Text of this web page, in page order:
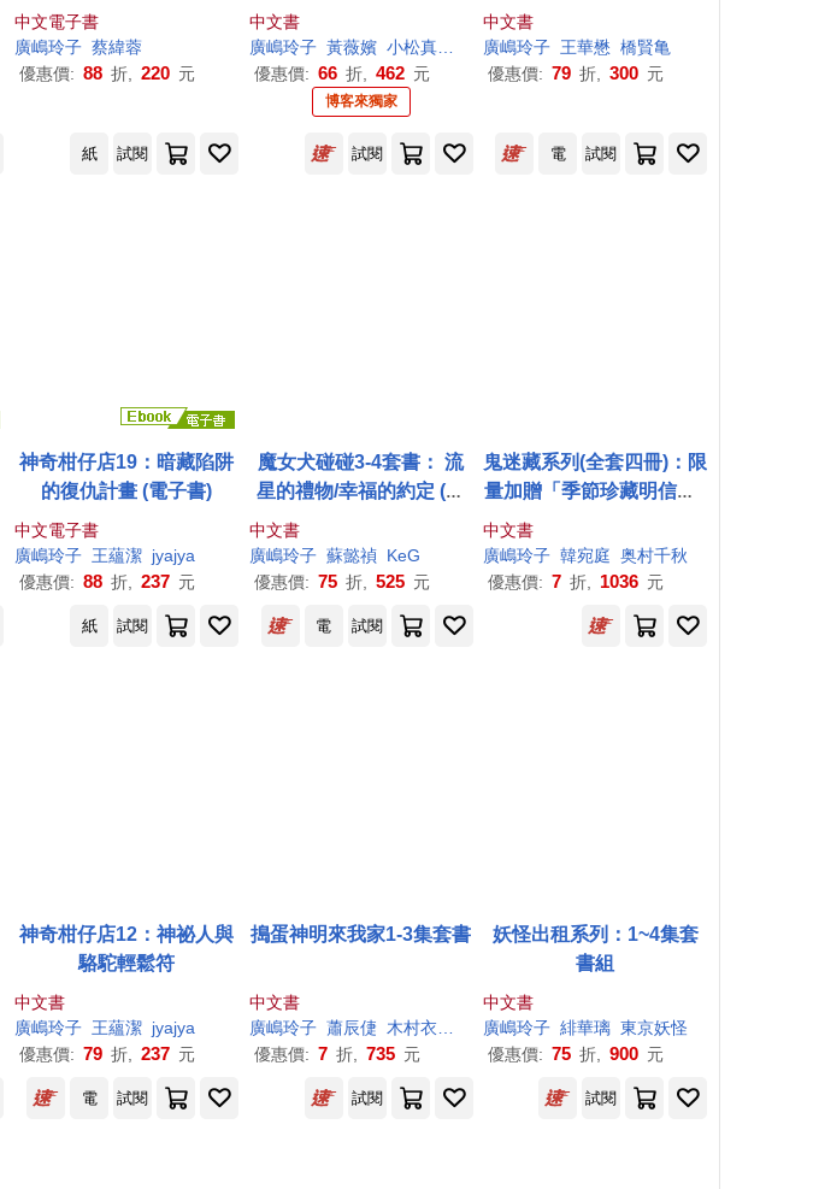
說】 (電子書)
中文電子書
廣嶋玲子 蔡緯蓉
優惠價: 88 折, 220 元
獨家贈禮：來趟奇幻旅程
契約卡(一組兩張)】
中文書
廣嶋玲子 黃薇嬪 小松真也（コマツシンヤ ）
優惠價: 66 折, 462 元
博客來獨家
中文書
廣嶋玲子 王華懋 橋賢亀
優惠價: 79 折, 300 元
紙 試閱 試閱 電 試閱
神奇柑仔店19：暗藏陷阱
的復仇計畫 (電子書)
中文電子書
廣嶋玲子 王蘊潔 jyajya
優惠價: 88 折, 237 元
魔女犬碰碰3-4套書： 流
星的禮物/幸福的約定 (限
量贈魔力四射角色透卡)
中文書
廣嶋玲子 蘇懿禎 KeG
優惠價: 75 折, 525 元
鬼迷藏系列(全套四冊)：限
量加贈「季節珍藏明信片4
中文書
廣嶋玲子 韓宛庭 奥村千秋
優惠價: 7 折, 1036 元
紙 試閱 電 試閱
神奇柑仔店12：神祕人與
駱駝輕鬆符
中文書
廣嶋玲子 王蘊潔 jyajya
優惠價: 79 折, 237 元
搗蛋神明來我家1-3集套書
中文書
廣嶋玲子 蕭辰倢
木村衣子（木村いこ）
優惠價: 7 折, 735 元
妖怪出租系列：1~4集套
書組
中文書
廣嶋玲子 緋華璃 東京妖怪
優惠價: 75 折, 900 元
電 試閱 試閱 試閱